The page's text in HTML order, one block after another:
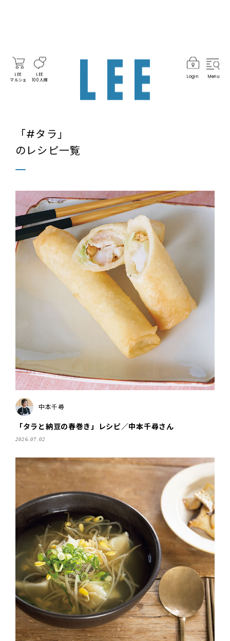
LEE
マルシェ
LEE
100人隊
Login Menu
「#タラ」
のレシピ一覧
中本千尋
「タラと納豆の春巻き」レシピ／中本千尋さん
2026.07.02